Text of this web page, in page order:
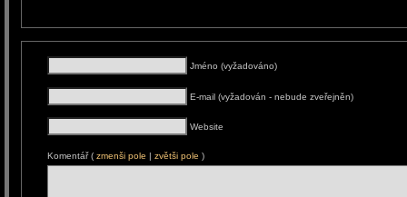
Jméno (vyžadováno)
E-mail (vyžadován - nebude zveřejněn)
Website
Komentář ( zmenši pole | zvětši pole )